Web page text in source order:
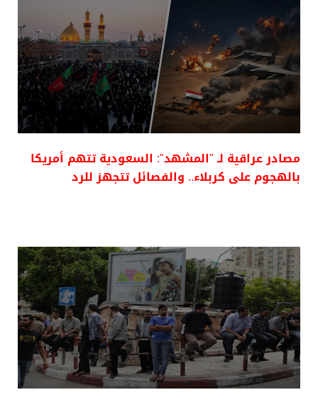
مصادر عراقية لـ "المشهد": السعودية تتهم أمريكا
بالهجوم على كربلاء.. والفصائل تتجهز للرد